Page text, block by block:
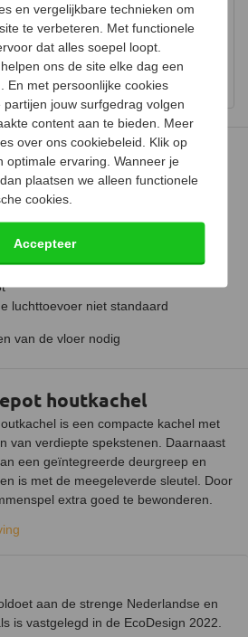
houtkachel
is een compacte kachel met
van verdiepte spekstenen. Daarnaast
een geïntegreerde deurgreep en
is met de meegeleverde sleutel. Door
extra goed te bewonderen.
vermogen van de kachel is 3 tot 8,5 kW
MAX kachel
speksteen als een stalen frame. Het
en het omhulsel van de kachel,
aan de strenge Nederlandse en
is vastgelegd in de EcoDesign 2022.
gelijkmatiger en langere
deze in kleinere kamers geplaatst
als grote ruimtes
luchttoevoer niet standaard
van de vloer nodig
voor uitgebreid advies over
een afspraak
Ja, onder
Bovenaansluiting
150 mm
0,07%
50 x 44 x 105 cm
285 kg
en vergelijkbare technieken om
te verbeteren. Met functionele
dat alles soepel loopt.
ons de site elke dag een
En met persoonlijke cookies
jouw surfgedrag volgen
content aan te bieden. Meer
over ons cookiebeleid. Klik op
optimale ervaring. Wanneer je
dan plaatsen we alleen functionele
cookies.
Accepteer